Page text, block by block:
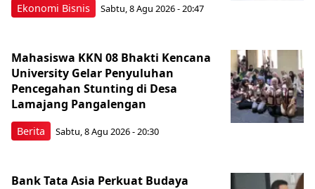
Ekonomi Bisnis Sabtu, 8 Agu 2026 - 20:47
Berita
Mahasiswa KKN 08 Bhakti Kencana
University Gelar Penyuluhan
Pencegahan Stunting di Desa
Lamajang Pangalengan
Sabtu, 8 Agu 2026 - 20:30
Bank Tata Asia Perkuat Budaya